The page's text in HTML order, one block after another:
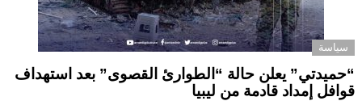
سياسة
“حميدتي” يعلن حالة “الطوارئ القصوى” بعد استهداف
قوافل إمداد قادمة من ليبيا